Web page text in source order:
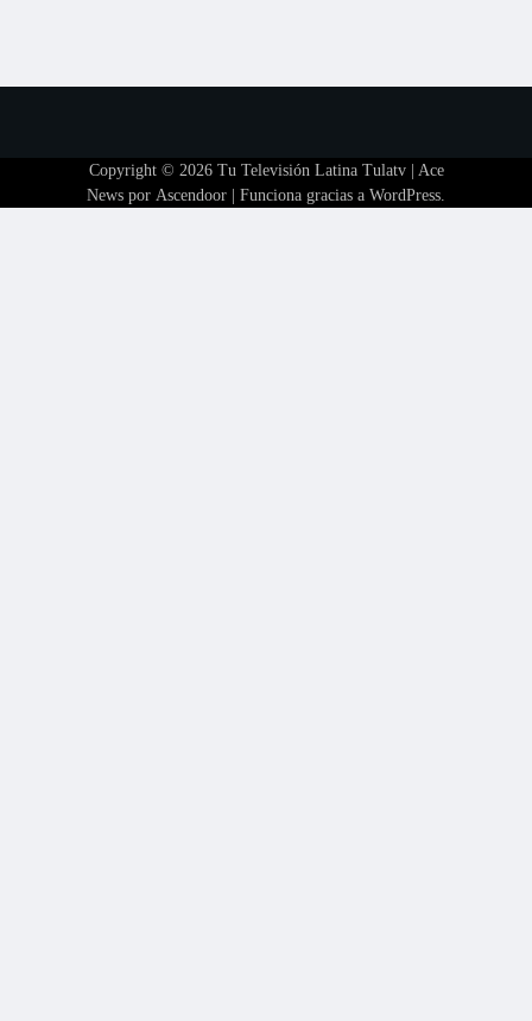
Copyright © 2026 Tu Televisión Latina Tulatv| Ace
News por Ascendoor | Funciona gracias a WordPress